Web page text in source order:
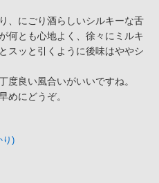
、にごり酒らしいシルキーな舌
何とも心地よく、徐々にミルキ
スッと引くように後味はややシ
度良い風合いがいいですね。
めにどうぞ。
り)